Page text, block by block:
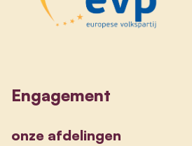
Engagement
onze afdelingen